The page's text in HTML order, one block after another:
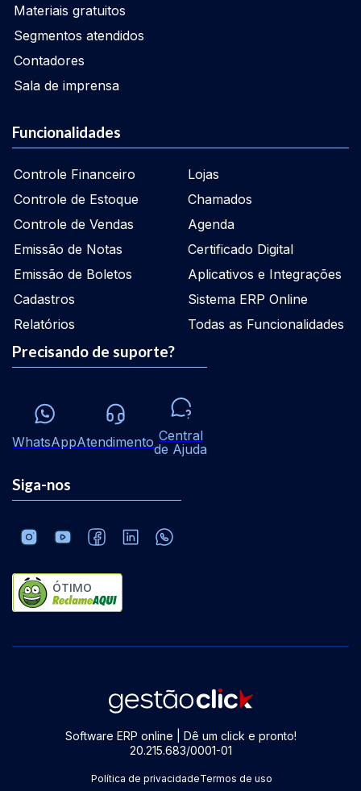
Materiais gratuitos
Segmentos atendidos
Contadores
Sala de imprensa
Funcionalidades
Controle Financeiro
Controle de Estoque
Controle de Vendas
Emissão de Notas
Emissão de Boletos
Cadastros
Relatórios
Lojas
Chamados
Agenda
Certificado Digital
Aplicativos e Integrações
Sistema ERP Online
Todas as Funcionalidades
Precisando de suporte?
WhatsAppAtendimento Central
de Ajuda
Siga-nos
ÓTIMO
Software ERP online | Dê um click e pronto!
20.215.683/0001-01
Política de privacidadeTermos de uso